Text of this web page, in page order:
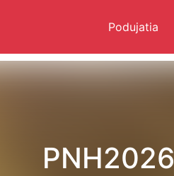
Podujatia
PNH2026